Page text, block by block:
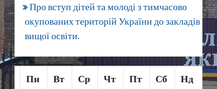
Про вступ дітей та молоді з тимчасово
окупованих територій України до закладів
вищої освіти.
Пн Вт Ср Чт Пт Сб Нд